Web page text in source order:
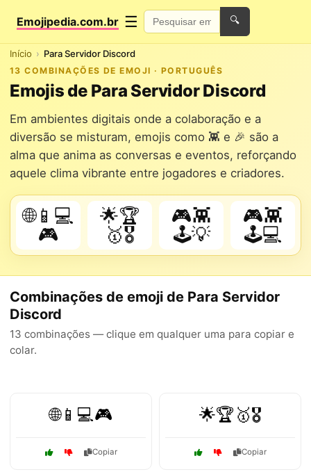
Emojipedia.com.br ☰ 🔍
Início Para Servidor Discord
13 COMBINAÇÕES DE EMOJI · PORTUGUÊS
Emojis de Para Servidor Discord
Em ambientes digitais onde a colaboração e a
diversão se misturam, emojis como 👾 e 🎉 são a
alma que anima as conversas e eventos, reforçando
aquele clima vibrante entre jogadores e criadores.
🌐📱💻
🎮
🌟🏆
🥇🎖️
🎮👾
🕹️💡
🎮👾
🕹️💻
Combinações de emoji de Para Servidor
Discord
13 combinações — clique em qualquer uma para copiar e
colar.
🌐📱💻🎮
Copiar
🌟🏆🥇🎖️
Copiar